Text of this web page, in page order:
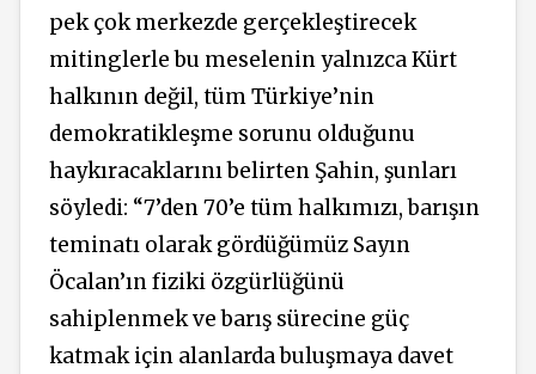
pek çok merkezde gerçekleştirecek
mitinglerle bu meselenin yalnızca Kürt
halkının değil, tüm Türkiye’nin
demokratikleşme sorunu olduğunu
haykıracaklarını belirten Şahin, şunları
söyledi: “7’den 70’e tüm halkımızı, barışın
teminatı olarak gördüğümüz Sayın
Öcalan’ın fiziki özgürlüğünü
sahiplenmek ve barış sürecine güç
katmak için alanlarda buluşmaya davet